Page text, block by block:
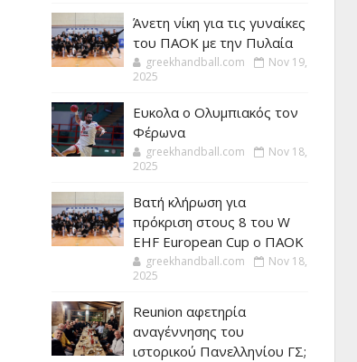
Άνετη νίκη για τις γυναίκες
του ΠΑΟΚ με την Πυλαία
greekhandball.com
Nov 19,
2025
Ευκολα ο Ολυμπιακός τον
Φέρωνα
greekhandball.com
Nov 18,
2025
Βατή κλήρωση για
πρόκριση στους 8 του W
EHF European Cup ο ΠΑΟΚ
greekhandball.com
Nov 18,
2025
Reunion αφετηρία
αναγέννησης του
ιστορικού Πανελληνίου ΓΣ;